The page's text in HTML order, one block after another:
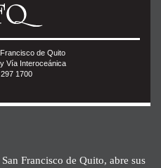
de Quito
Vía Interoceánica
1700
Francisco de Quito, abre sus